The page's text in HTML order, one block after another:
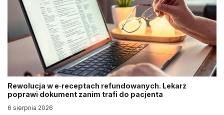
Rewolucja w e‑receptach refundowanych. Lekarz
poprawi dokument zanim trafi do pacjenta
6 sierpnia 2026